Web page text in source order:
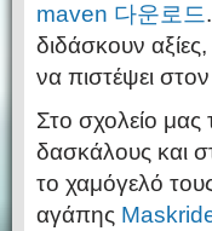
maven 다운로드
διδάσκουν
να πιστέψει
Στο σχολείο
δασκάλους και
το χαμόγελό
αγάπης